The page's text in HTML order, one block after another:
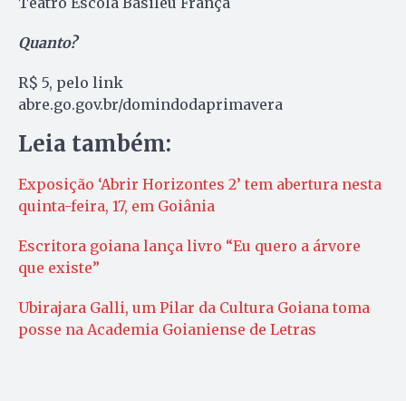
Quanto?
R$ 5, pelo link
abre.go.gov.br/domindodaprimavera
Leia também:
Exposição ‘Abrir Horizontes 2’ tem abertura nesta
quinta-feira, 17, em Goiânia
Escritora goiana lança livro “Eu quero a árvore
que existe”
Ubirajara Galli, um Pilar da Cultura Goiana toma
posse na Academia Goianiense de Letras